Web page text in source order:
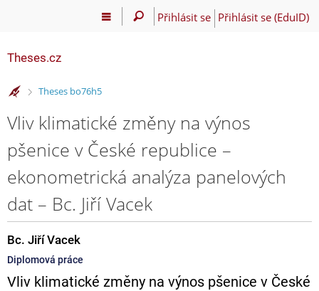
Přihlásit se Přihlásit se (EduID)
Theses.cz
>
Theses bo76h5
Vliv klimatické změny na výnos
pšenice v České republice –
ekonometrická analýza panelových
dat – Bc. Jiří Vacek
Bc. Jiří Vacek
Diplomová práce
Vliv klimatické změny na výnos pšenice v České